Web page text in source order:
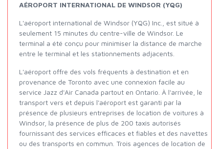
AÉROPORT INTERNATIONAL DE WINDSOR (YQG)
L'aéroport international de Windsor (YQG) Inc., est situé à
seulement 15 minutes du centre-ville de Windsor. Le
terminal a été conçu pour minimiser la distance de marche
entre le terminal et les stationnements adjacents.
L'aéroport offre des vols fréquents à destination et en
provenance de Toronto avec une connexion facile au
service Jazz d'Air Canada partout en Ontario. À l'arrivée, le
transport vers et depuis l'aéroport est garanti par la
présence de plusieurs entreprises de location de voitures à
Windsor, la présence de plus de 200 taxis autorisés
fournissant des services efficaces et fiables et des navettes
ou des transports en commun. Trois agences de location de